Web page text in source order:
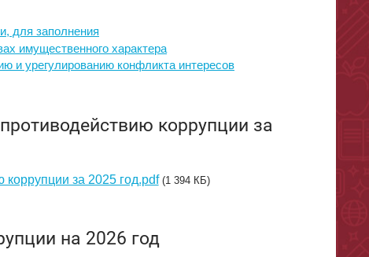
для заполнения
имущественного характера
и урегулированию конфликта интересов
коррупции за
за 2025 год.pdf (1 394 КБ)
на 2026 год